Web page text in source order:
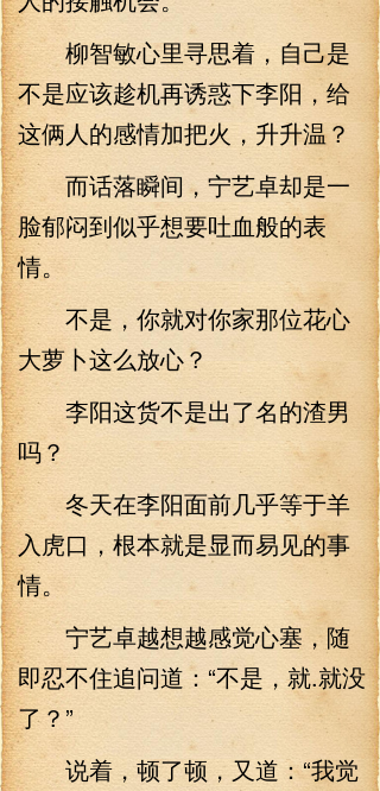
柳智敏心里寻思着，自己是
不是应该趁机再诱惑下李阳，给
这俩人的感情加把火，升升温？
而话落瞬间，宁艺卓却是一
脸郁闷到似乎想要吐血般的表
情。
不是，你就对你家那位花心
大萝卜这么放心？
李阳这货不是出了名的渣男
吗？
冬天在李阳面前几乎等于羊
入虎口，根本就是显而易见的事
情。
宁艺卓越想越感觉心塞，随
即忍不住追问道：“不是，就.就没
了？”
说着，顿了顿，又道：“我觉